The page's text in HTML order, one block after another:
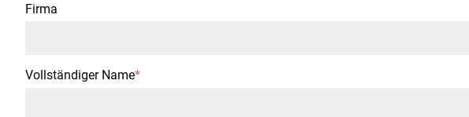
Firma
Vollständiger Name*